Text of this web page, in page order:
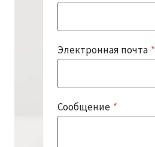
Электронная почта *
Сообщение *